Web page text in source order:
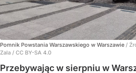
Pomnik Powstania Warszawskiego w Warszawie /
Zala / CC BY-SA 4.0
Przebywając w sierpniu w